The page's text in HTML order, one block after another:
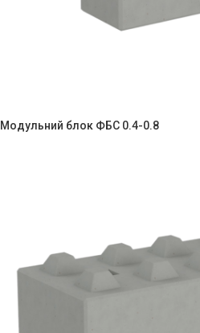
Модульний блок ФБС 0.4-0.8